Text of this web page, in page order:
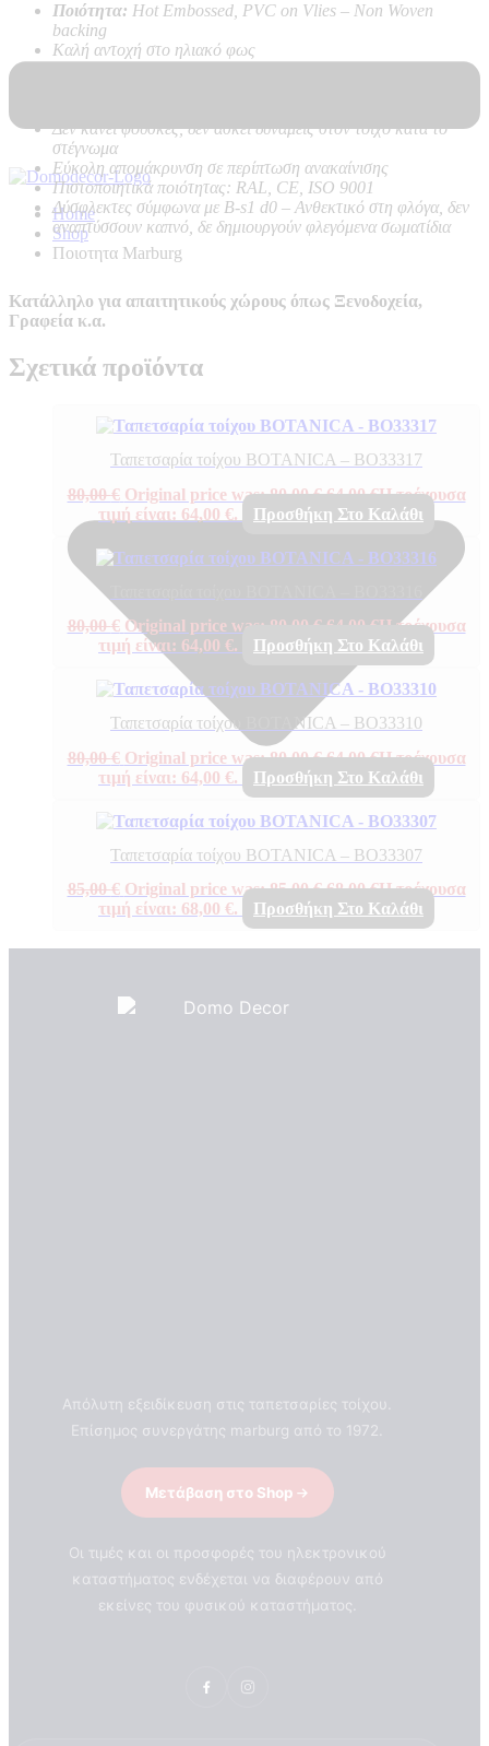
Home
Shop
Ποιοτητα Marburg
ΒΡΑΒΕΙΑ
Ποιότητα: Hot Embossed, PVC on Vlies – Non Woven
backing
Καλή αντοχή στο ηλιακό φως
Δεν κάνει φούσκες, δεν ασκεί δυνάμεις στον τοίχο κατά το
στέγνωμα
Εύκολη απομάκρυνση σε περίπτωση ανακαίνισης
Πιστοποιητικά ποιότητας: RAL, CE, ISO 9001
Δύσφλεκτες σύμφωνα με B-s1 d0 – Ανθεκτικό στη φλόγα, δεν
αναπτύσσουν καπνό, δε δημιουργούν φλεγόμενα σωματίδια
Κατάλληλο για απαιτητικούς χώρους όπως Ξενοδοχεία,
Γραφεία κ.α.
Σχετικά προϊόντα
Ταπετσαρία τοίχου BOTANICA – BO33317
80,00€ Original price was: 80,00 €.64,00€Η τρέχουσα
τιμή είναι: 64,00 €.
Προσθήκη Στο Καλάθι
80,00€ Original price was: 80,00 €. 64,00 €Η τρέχουσα
τιμή είναι: 64,00 €.
Προσθήκη Στο Καλάθι
Ταπετσαρία τοίχου BOTANICA – BO33310
80,00€ Original price was: 80,00 €.64,00€Η τρέχουσα
τιμή είναι: 64,00 €.
Προσθήκη Στο Καλάθι
Ταπετσαρία τοίχου BOTANICA – BO33307
85,00€ Original price was: 85,00 €.68,00€Η τρέχουσα
τιμή είναι: 68,00 €.
Προσθήκη Στο Καλάθι
Απόλυτη εξειδίκευση στις ταπετσαρίες τοίχου.
Επίσημος συνεργάτης marburg από το 1972.
Μετάβαση στο Shop
Οι τιμές και οι προσφορές του ηλεκτρονικού
καταστήματος ενδέχεται να διαφέρουν από
εκείνες του φυσικού καταστήματος.